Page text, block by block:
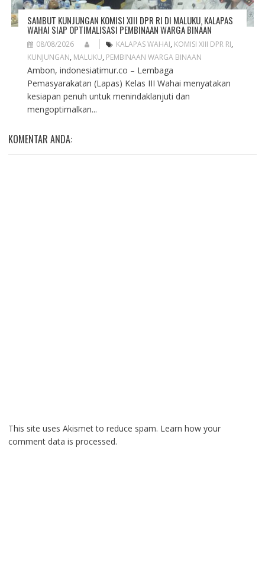
SAMBUT KUNJUNGAN KOMISI XIII DPR RI DI MALUKU, KALAPAS
WAHAI SIAP OPTIMALISASI PEMBINAAN WARGA BINAAN
08/08/2026 KALAPAS WAHAI, KOMISI XIII DPR RI,
KUNJUNGAN, MALUKU, PEMBINAAN WARGA BINAAN
Ambon, indonesiatimur.co – Lembaga
Pemasyarakatan (Lapas) Kelas III Wahai menyatakan
kesiapan penuh untuk menindaklanjuti dan
mengoptimalkan...
KOMENTAR ANDA:
This site uses Akismet to reduce spam. Learn how your
comment data is processed.